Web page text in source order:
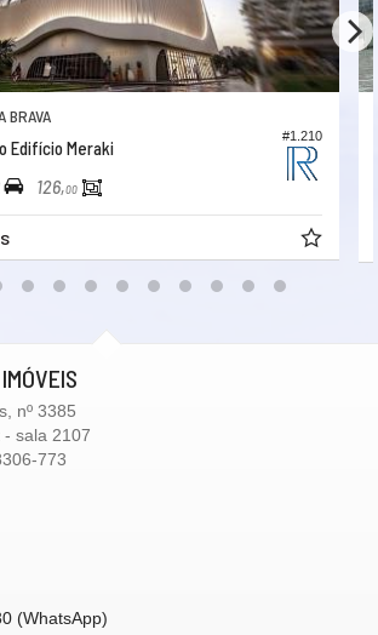
#1.210
BRAVA
Edifício Meraki
126,00
nº 3385
- sala 2107
773
(WhatsApp)